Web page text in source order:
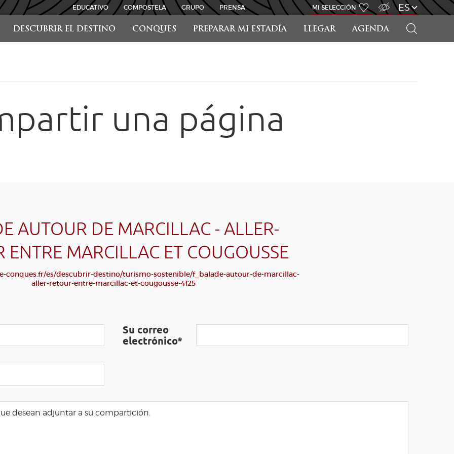
DESCUBRIR EL DESTINO CONQUES PREPARAR MI ESTADÍA LLEGAR AGENDA
EDUCATIVO COMPOSTELA GRUPO PRENSA MI SELECCIÓN ES
una página
AUTOUR DE MARCILLAC - ALLER-
ENTRE MARCILLAC ET COUGOUSSE
conques.fr/es/descubrir-destino/turismo-sostenible/f_balade-autour-de-marcillac-
aller-retour-entre-marcillac-et-cougousse-4125
Su correo
electrónico*